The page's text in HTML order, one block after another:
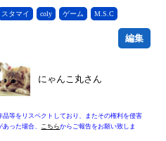
スタマイ coly ゲーム M.S.C
編集
にゃんこ丸さん
等をリスペクトしており、またその権利を侵害
った場合、 こちらからご報告をお願い致しま